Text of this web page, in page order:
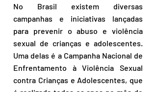
No Brasil existem diversas
campanhas e iniciativas lançadas
para prevenir o abuso e violência
sexual de crianças e adolescentes.
Uma delas é a Campanha Nacional de
Enfrentamento à Violência Sexual
contra Crianças e Adolescentes, que